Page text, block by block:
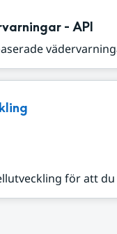
- API
för att du